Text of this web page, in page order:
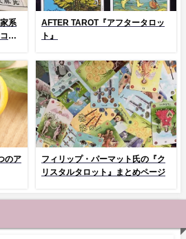
系
ラ
AFTER TAROT『アフタータロッ
ト』
のア
フィリップ・パーマット氏の『ク
リスタルタロット』まとめページ